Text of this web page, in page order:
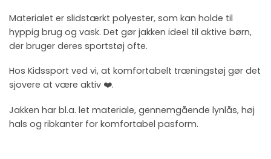
Materialet er slidstærkt polyester, som kan holde til
hyppig brug og vask. Det gør jakken ideel til aktive børn,
der bruger deres sportstøj ofte.
Hos Kidssport ved vi, at komfortabelt træningstøj gør det
sjovere at være aktiv ❤️.
Jakken har bl.a. let materiale, gennemgående lynlås, høj
hals og ribkanter for komfortabel pasform.